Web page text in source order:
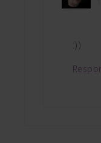
:))